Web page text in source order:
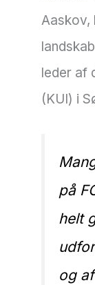
Aaskov,
leder af
(KUI) i
på
helt
og